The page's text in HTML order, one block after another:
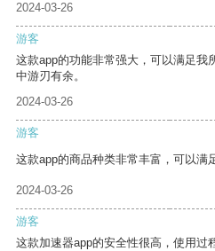
2024-03-26
游客
这款app的功能非常强大，可以满足我
中游刃有余。
2024-03-26
游客
这款app的商品种类非常丰富，可以满
2024-03-26
游客
这款加速器app的安全性很高，使用过